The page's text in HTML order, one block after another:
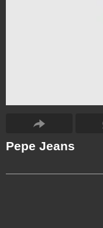
Pepe Jeans